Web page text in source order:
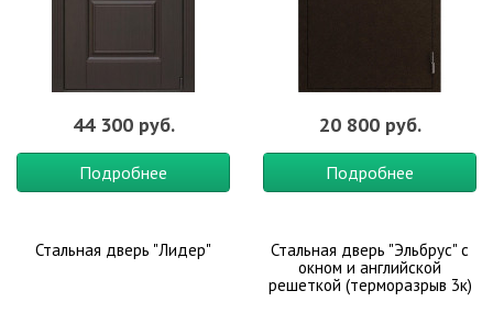
44 300 руб.
Подробнее
20 800 руб.
Подробнее
Стальная дверь "Лидер"
Стальная дверь "Эльбрус" с
окном и английской
решеткой (терморазрыв 3к)